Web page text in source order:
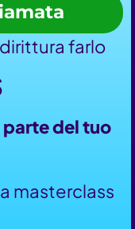
farlo
del tuo
masterclass